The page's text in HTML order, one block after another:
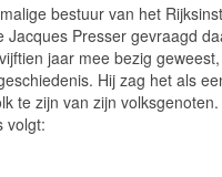
bestuur van het
Jacques Presser gevraagd
jaar mee bezig
Hij zag het als
te zijn van zijn
volgt: